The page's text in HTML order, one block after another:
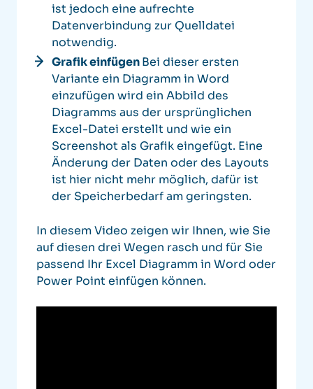
ist jedoch eine aufrechte
Datenverbindung zur Quelldatei
notwendig.
Grafik einfügenBei dieser ersten
Variante ein Diagramm in Word
einzufügen wird ein Abbild des
Diagramms aus der ursprünglichen
Excel-Datei erstellt und wie ein
Screenshot als Grafik eingefügt. Eine
Änderung der Daten oder des Layouts
ist hier nicht mehr möglich, dafür ist
der Speicherbedarf am geringsten.
In diesem Video zeigen wir Ihnen, wie Sie
auf diesen drei Wegen rasch und für Sie
passend Ihr Excel Diagramm in Word oder
Power Point einfügen können.